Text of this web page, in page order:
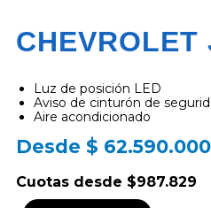
CHEVROLET
Luz de posición LED
Aviso de cinturón de
Aire acondicionado
Desde $
Cuotas desde $987.829